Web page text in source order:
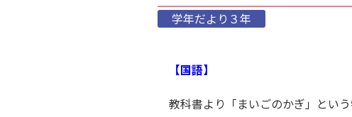
学年だより３年
【国語】
教科書より「まいごのかぎ」という